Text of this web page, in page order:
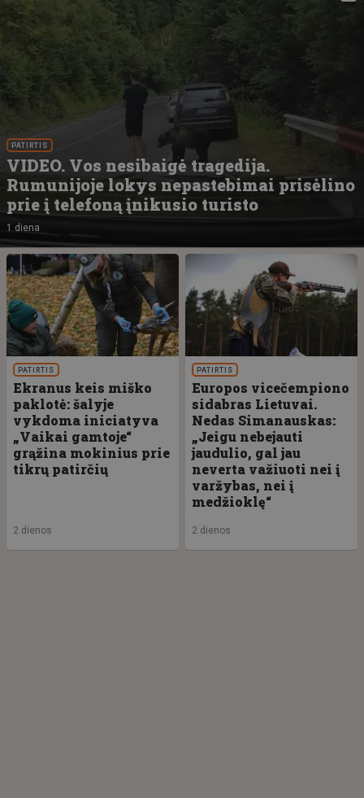
PATIRTIS
VIDEO. Vos nesibaigė tragedija.
Rumunijoje lokys nepastebimai prisėlino
prie į telefoną įnikusio turisto
1 diena
PATIRTIS
Ekranus keis miško
paklotė: šalyje
vykdoma iniciatyva
„Vaikai gamtoje“
grąžina mokinius prie
tikrų patirčių
2 dienos
PATIRTIS
Europos vicečempiono
sidabras Lietuvai.
Nedas Simanauskas:
„Jeigu nebejauti
jaudulio, gal jau
neverta važiuoti nei į
varžybas, nei į
medžioklę“
2 dienos